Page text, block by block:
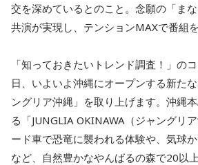
交を深めているとのこと。念願の「ま
共演が実現し、テンションMAXで番組
「知っておきたいトレンド調査！」の
日、いよいよ沖縄にオープンする新た
ングリア沖縄」を取り上げます。沖縄
る「JUNGLIA OKINAWA（ジャングリ
ード車で恐竜に襲われる体験や、気球
など、自然豊かなやんばるの森で20以